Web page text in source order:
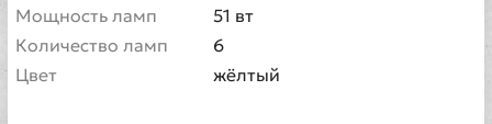
Мощность ламп
51 вт
Количество ламп
6
Цвет
жёлтый